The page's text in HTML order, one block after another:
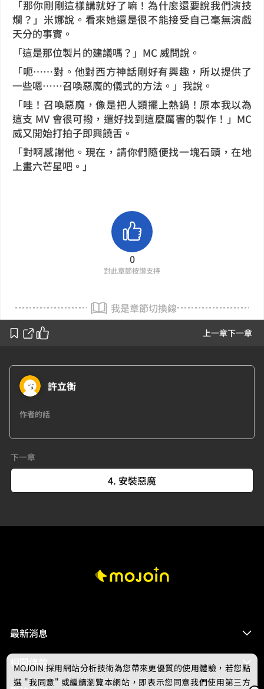
上一章下一章
「那你剛剛這樣講就好了嘛！為什麼還要說我們演技
爛？」米娜說。看來她還是很不能接受自己毫無演戲
天分的事實。
「這是那位製片的建議嗎？」MC 威問說。
「呃⋯⋯對。他對西方神話剛好有興趣，所以提供了
一些嗯⋯⋯召喚惡魔的儀式的方法。」我說。
「哇！召喚惡魔，像是把人類擺上熱鍋！原本我以為
這支 MV 會很可撥，還好找到這麼厲害的製作！」MC
威又開始打拍子即興饒舌。
「對啊感謝他。現在，請你們隨便找一塊石頭，在地
上畫六芒星吧。」
0
對此章節按讚支持
我是章節切換線
許立衡
作者的話
下一章
4. 安裝惡魔
最新消息
相關條款
MOJOIN採用網站分析技術為您帶來更優質的使用體驗，若您點
選 "我同意" 或繼續瀏覽本網站，即表示您同意我們使用第三方